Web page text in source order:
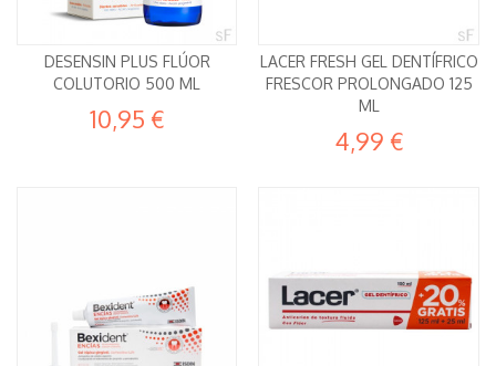
DESENSIN PLUS FLÚOR
COLUTORIO 500 ML
10,95 €
LACER FRESH GEL DENTÍFRICO
FRESCOR PROLONGADO 125
ML
4,99 €